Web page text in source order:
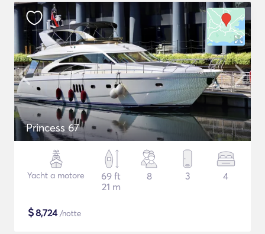
Princess 67
Yacht a motore
69 ft
21 m
8 3 4
$8,724/notte